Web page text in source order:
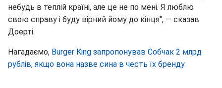
небудь в теплій країні, але це не по мені. Я люблю
свою справу і буду вірний йому до кінця", — сказав
Доерті.
Нагадаємо, Burger King запропонував Собчак 2 млрд
рублів, якщо вона назве сина в честь їх бренду.